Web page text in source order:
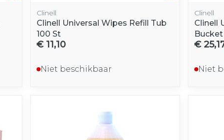
Clinell
Clinell Universal Wipes Refill Tub
100 St
€ 11,10
Niet beschikbaar
Clinell
Clinell
€
Niet